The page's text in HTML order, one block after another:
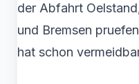
der Abfahrt
und Bremsen
hat schon